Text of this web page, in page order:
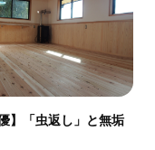
】「虫返し」と無垢